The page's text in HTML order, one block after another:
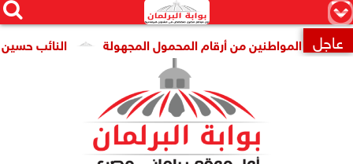
×


 عاجل النائب حسين هريدي المواطنين من أرقام المحمول المجهولة